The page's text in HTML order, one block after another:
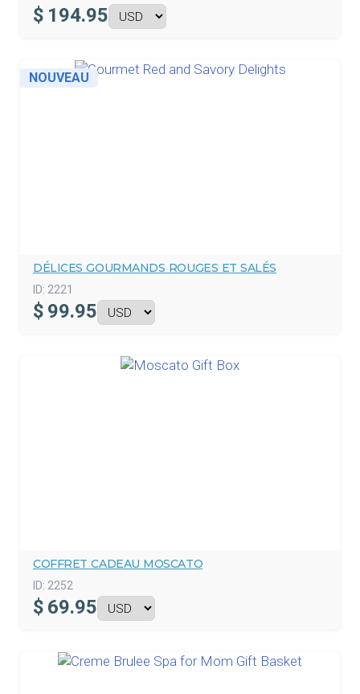
$ 194.95
NOUVEAU
DÉLICES GOURMANDS ROUGES ET SALÉS
ID: 2221
$ 99.95
COFFRET CADEAU MOSCATO
ID: 2252
$ 69.95